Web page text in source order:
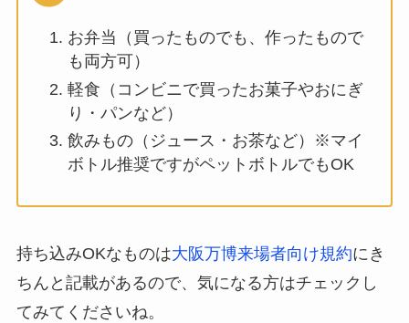
お弁当（買ったものでも、作ったもので
も両方可）
軽食（コンビニで買ったお菓子やおにぎ
り・パンなど）
飲みもの（ジュース・お茶など）※マイ
ボトル推奨ですがペットボトルでもOK
持ち込みOKなものは大阪万博来場者向け規約にき
ちんと記載があるので、気になる方はチェックし
てみてくださいね。